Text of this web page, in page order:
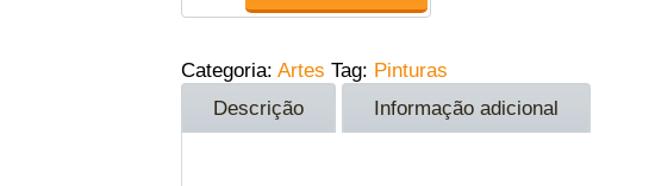
Categoria: Artes Tag: Pinturas
Descrição
Informação adicional